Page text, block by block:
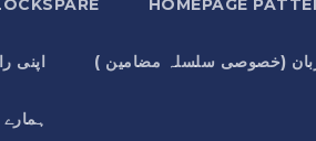
HOMEPAGE
اپنی (خصوصی سلسلہ مضامین )